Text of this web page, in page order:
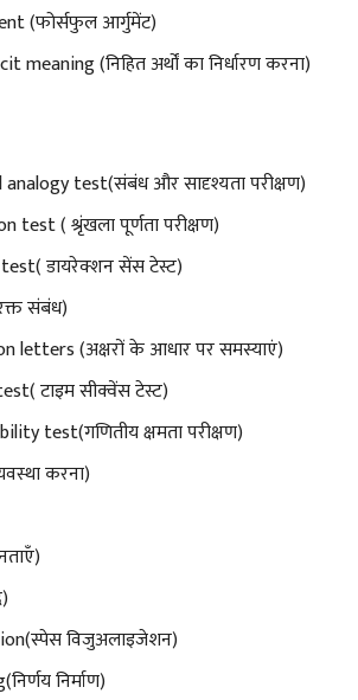
(फोर्सफुल आर्गुमेंट)
meaning (निहित अर्थों का निर्धारण करना)
test(संबंध और सादृश्यता परीक्षण)
test ( श्रृंखला पूर्णता परीक्षण)
डायरेक्शन सेंस टेस्ट)
संबंध)
letters (अक्षरों के आधार पर समस्याएं)
टाइम सीक्वेंस टेस्ट)
test(गणितीय क्षमता परीक्षण)
करना)
विजुअलाइजेशन)
निर्माण)